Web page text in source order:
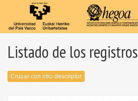
Listado de los registros
Cruzar con otro descriptor